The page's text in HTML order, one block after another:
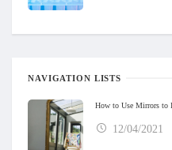
NAVIGATION LISTS
How to Use Mirrors to
12/04/2021